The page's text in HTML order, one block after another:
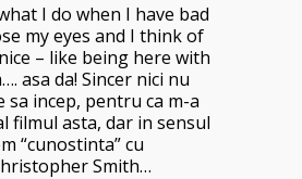
I do when I have bad
my eyes and I think of
– like being here with
asa da! Sincer nici nu
sa incep, pentru ca m-a
filmul asta, dar in sensul
“cunostinta” cu
Smith…